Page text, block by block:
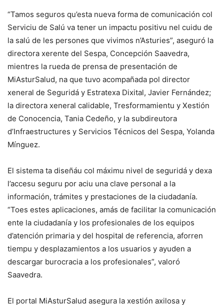
“Tamos seguros qu’esta nueva forma de comunicación col
Serviciu de Salú va tener un impactu positivu nel cuidu de
la salú de les persones que vivimos n’Asturies”, aseguró la
directora xerente del Sespa, Concepción Saavedra,
mientres la rueda de prensa de presentación de
MiAsturSalud, na que tuvo acompañada pol director
xeneral de Seguridá y Estratexa Dixital, Javier Fernández;
la directora xeneral calidable, Tresformamientu y Xestión
de Conocencia, Tania Cedeño, y la subdireutora
d’Infraestructures y Servicios Técnicos del Sespa, Yolanda
Mínguez.
El sistema ta diseñáu col máximu nivel de seguridá y dexa
l’accesu seguru por aciu una clave personal a la
información, trámites y prestaciones de la ciudadanía.
“Toes estes aplicaciones, amás de facilitar la comunicación
ente la ciudadanía y los profesionales de los equipos
d’atención primaria y del hospital de referencia, aforren
tiempu y desplazamientos a los usuarios y ayuden a
descargar burocracia a los profesionales”, valoró
Saavedra.
El portal MiAsturSalud asegura la xestión axilosa y